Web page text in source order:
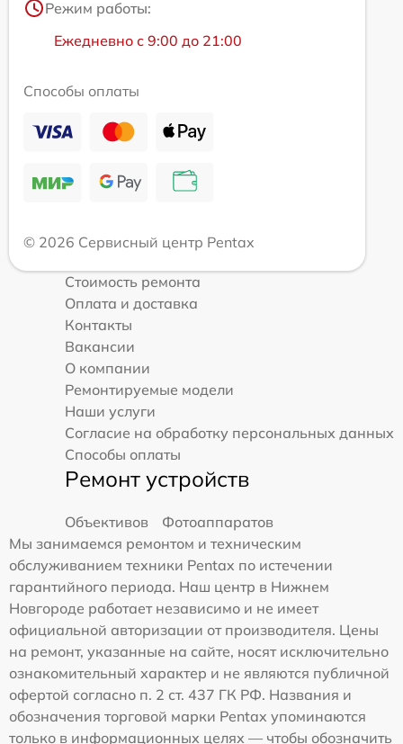
Режим работы:
Ежедневно с 9:00 до 21:00
Способы оплаты
© 2026 Сервисный центр Pentax
Стоимость ремонта
Оплата и доставка
Контакты
Вакансии
О компании
Ремонтируемые модели
Наши услуги
Согласие на обработку персональных данных
Способы оплаты
Ремонт устройств
Объективов
Фотоаппаратов
Мы занимаемся ремонтом и техническим
обслуживанием техники Pentax по истечении
гарантийного периода. Наш центр в Нижнем
Новгороде работает независимо и не имеет
официальной авторизации от производителя. Цены
на ремонт, указанные на сайте, носят исключительно
ознакомительный характер и не являются публичной
офертой согласно п. 2 ст. 437 ГК РФ. Названия и
обозначения торговой марки Pentax упоминаются
только в информационных целях — чтобы обозначить